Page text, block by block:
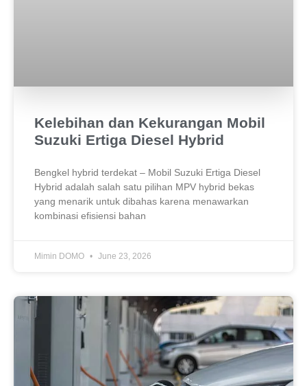
Kelebihan dan Kekurangan Mobil
Suzuki Ertiga Diesel Hybrid
Bengkel hybrid terdekat – Mobil Suzuki Ertiga Diesel
Hybrid adalah salah satu pilihan MPV hybrid bekas
yang menarik untuk dibahas karena menawarkan
kombinasi efisiensi bahan
Mimin DOMO June 23, 2026